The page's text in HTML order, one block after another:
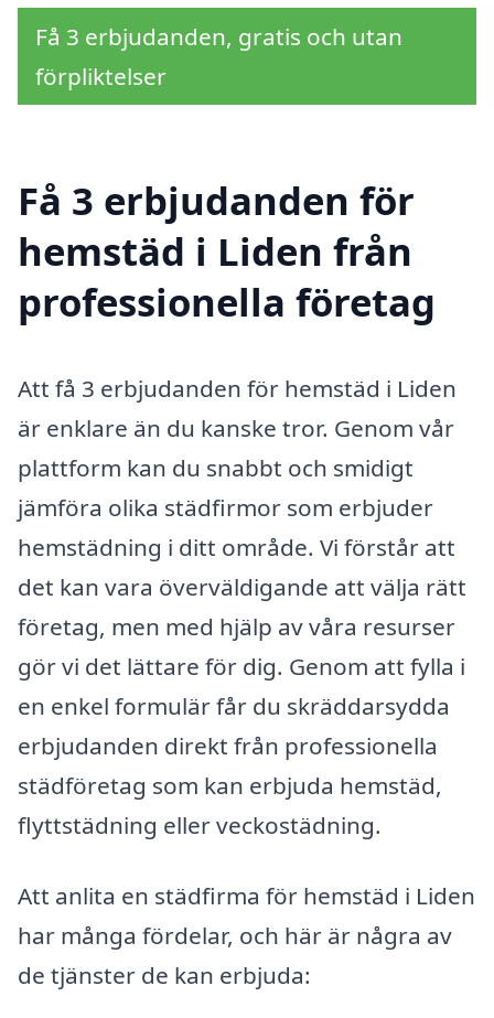
Få 3 erbjudanden, gratis och utan
förpliktelser
Få 3 erbjudanden för
hemstäd i Liden från
professionella företag
Att få 3 erbjudanden för hemstäd i Liden
är enklare än du kanske tror. Genom vår
plattform kan du snabbt och smidigt
jämföra olika städfirmor som erbjuder
hemstädning i ditt område. Vi förstår att
det kan vara överväldigande att välja rätt
företag, men med hjälp av våra resurser
gör vi det lättare för dig. Genom att fylla i
en enkel formulär får du skräddarsydda
erbjudanden direkt från professionella
städföretag som kan erbjuda hemstäd,
flyttstädning eller veckostädning.
Att anlita en städfirma för hemstäd i Liden
har många fördelar, och här är några av
de tjänster de kan erbjuda: